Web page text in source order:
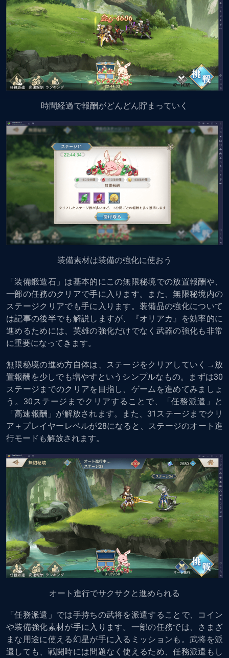
時間経過で報酬がどんどん貯まっていく
装備素材は装備の強化に使おう
「装備鍛造石」は基本的にこの無限秘境での放置報酬や、
一部の任務のクリアで手に入ります。また、無限秘境内の
ステージクリアでも手に入ります。装備品の強化について
は記事の後半でも解説しますが、『オリアカ』を効率的に
進めるためには、英雄の強化だけでなく武器の強化も非常
に重要になってきます。
無限秘境の進め方自体は、ステージをクリアしていく→放
置報酬を少しでも増やすというシンプルなもの。まずは30
ステージまでのクリアを目指し、ゲームを進めてみましょ
う。30ステージまでクリアすることで、「任務派遣」と
「高速報酬」が解放されます。また、31ステージまでクリ
ア＋プレイヤーレベルが28になると、ステージのオート進
行モードも解放されます。
オート進行でサクサクと進められる
「任務派遣」では手持ちの武将を派遣することで、コイン
や装備強化素材が手に入ります。一部の任務では、さまざ
まな用途に使える幻星が手に入るミッションも。武将を派
遣しても、戦闘時には問題なく使えるため、任務派遣もし